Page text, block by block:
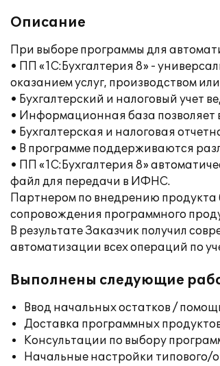
Описание
При выборе программы для
• ПП «1С:Бухгалтерия 8» -
оказанием услуг, производством
• Бухгалтерский и налоговый учет
• Информационная база позволяет
• Бухгалтерская и налоговая
• В программе поддерживаются
• ПП «1С:Бухгалтерия 8»
файл для передачи в ИФНС.
Партнером по внедрению
сопровождения программного
В результате Заказчик получил
автоматизации всех операций по
Выполнены следующие
Ввод начальных остатков /
Доставка программных
Консультации по выбору
Начальные настройки типового/